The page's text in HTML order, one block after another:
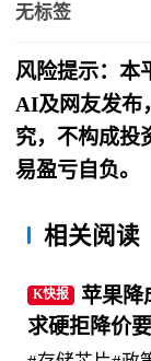
无标签
风险提示：本
AI及网友发布
究，不构成投
易盈亏自负。
相关阅读
K快报
苹果降
求硬拒降价